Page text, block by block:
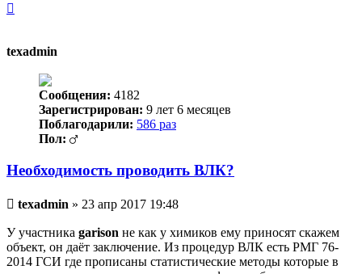
texadmin
Сообщения: 4182
Зарегистрирован: 9 лет 6 месяцев
Поблагодарили: 586 раз
Пол:
Необходимость проводить ВЛК?
Непрочитанное
texadmin » 23 апр 2017 19:48
У участника garison не как у химиков ему приносят скажем
объект, он даёт заключение. Из процедур ВЛК есть РМГ 76-
2014 ГСИ где прописаны статистические методы которые в